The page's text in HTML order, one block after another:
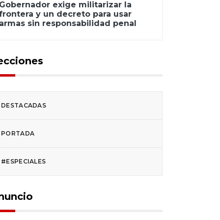
exige militarizar la
y un decreto para usar
sin responsabilidad penal
DESTACADAS
PORTADA
#ESPECIALES